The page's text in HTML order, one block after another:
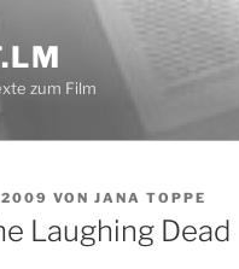
zum Film
2009 VON JANA TOPPE
Laughing Dead